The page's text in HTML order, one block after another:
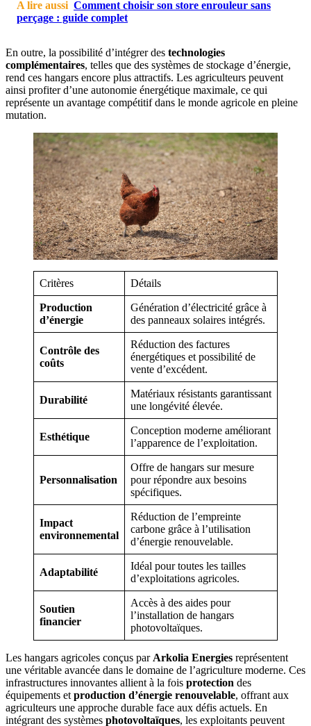
A lire aussi Comment choisir son store enrouleur sans
perçage : guide complet
En outre, la possibilité d’intégrer des technologies
complémentaires, telles que des systèmes de stockage d’énergie,
rend ces hangars encore plus attractifs. Les agriculteurs peuvent
ainsi profiter d’une autonomie énergétique maximale, ce qui
représente un avantage compétitif dans le monde agricole en pleine
mutation.
Critères Détails
Production
d’énergie
Génération d’électricité grâce à
des panneaux solaires intégrés.
Contrôle des
coûts
Réduction des factures
énergétiques et possibilité de
vente d’excédent.
Durabilité
Matériaux résistants garantissant
une longévité élevée.
Esthétique
Conception moderne améliorant
l’apparence de l’exploitation.
Personnalisation
Offre de hangars sur mesure
pour répondre aux besoins
spécifiques.
Impact
environnemental
Réduction de l’empreinte
carbone grâce à l’utilisation
d’énergie renouvelable.
Adaptabilité
Idéal pour toutes les tailles
d’exploitations agricoles.
Soutien
financier
Accès à des aides pour
l’installation de hangars
photovoltaïques.
Les hangars agricoles conçus parArkolia Energies représentent
une véritable avancée dans le domaine de l’agriculture moderne. Ces
infrastructures innovantes allient à la fois protection des
équipements etproduction d’énergie renouvelable, offrant aux
agriculteurs une approche durable face aux défis actuels. En
intégrant des systèmes photovoltaïques, les exploitants peuvent